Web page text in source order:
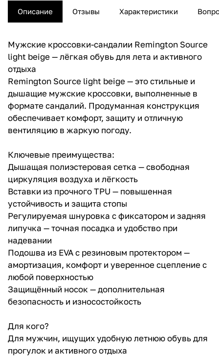
Описание Отзывы Характеристики
Мужские кроссовки-сандалии Remington Source
light beige — лёгкая обувь для лета и активного
отдыха
Remington Source light beige — это стильные и
дышащие мужские кроссовки, выполненные в
формате сандалий. Продуманная конструкция
обеспечивает комфорт, защиту и отличную
вентиляцию в жаркую погоду.
Ключевые преимущества:
Дышащая полиэстеровая сетка — свободная
циркуляция воздуха и лёгкость
Вставки из прочного TPU — повышенная
устойчивость и защита стопы
Регулируемая шнуровка с фиксатором и задняя
липучка — точная посадка и удобство при
надевании
Подошва из EVA с резиновым протектором —
амортизация, комфорт и уверенное сцепление с
любой поверхностью
Защищённый носок — дополнительная
безопасность и износостойкость
Для кого?
Для мужчин, ищущих удобную летнюю обувь для
прогулок и активного отдыха